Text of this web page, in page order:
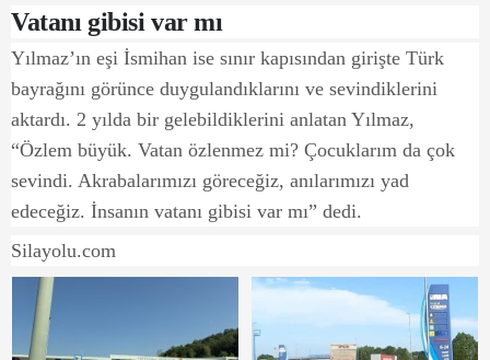
Vatanı gibisi var mı
Yılmaz’ın eşi İsmihan ise sınır kapısından girişte Türk
bayrağını görünce duygulandıklarını ve sevindiklerini
aktardı. 2 yılda bir gelebildiklerini anlatan Yılmaz,
“Özlem büyük. Vatan özlenmez mi? Çocuklarım da çok
sevindi. Akrabalarımızı göreceğiz, anılarımızı yad
edeceğiz. İnsanın vatanı gibisi var mı” dedi.
Silayolu.com